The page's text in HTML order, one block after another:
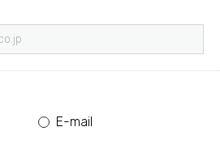
E-mail